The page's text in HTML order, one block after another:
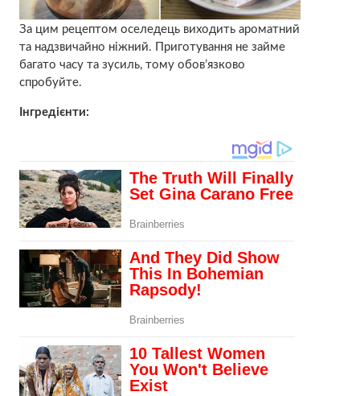
За цим рецептом оселедець виходить ароматний
та надзвичайно ніжний. Приготування не займе
багато часу та зусиль, тому обов’язково
спробуйте.
Інгредієнти: